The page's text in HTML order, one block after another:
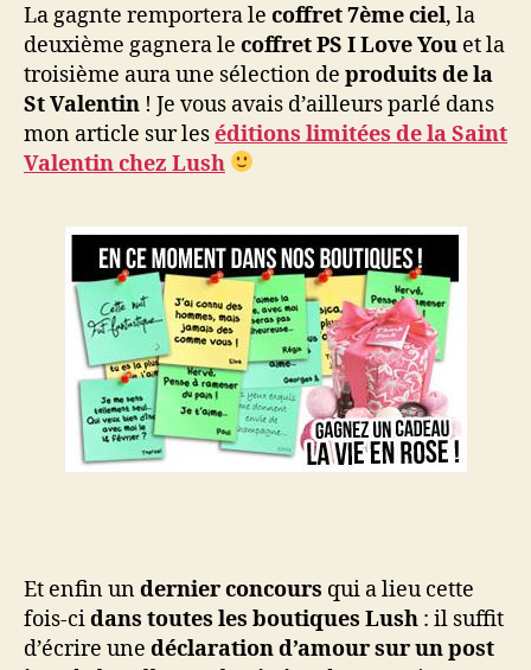
La gagnte remportera le coffret 7ème ciel, la
deuxième gagnera le coffret PS I Love You et la
troisième aura une sélection de produits de la
St Valentin ! Je vous avais d’ailleurs parlé dans
mon article sur leséditions limitées de la Saint
Valentin chez Lush
Et enfin undernier concours qui a lieu cette
fois-cidans toutes les boutiques Lush : il suffit
d’écrire une déclaration d’amour sur un post